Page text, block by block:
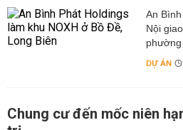
An
Nội
phường
DỰ ÁN
Chung cư đến mốc niên